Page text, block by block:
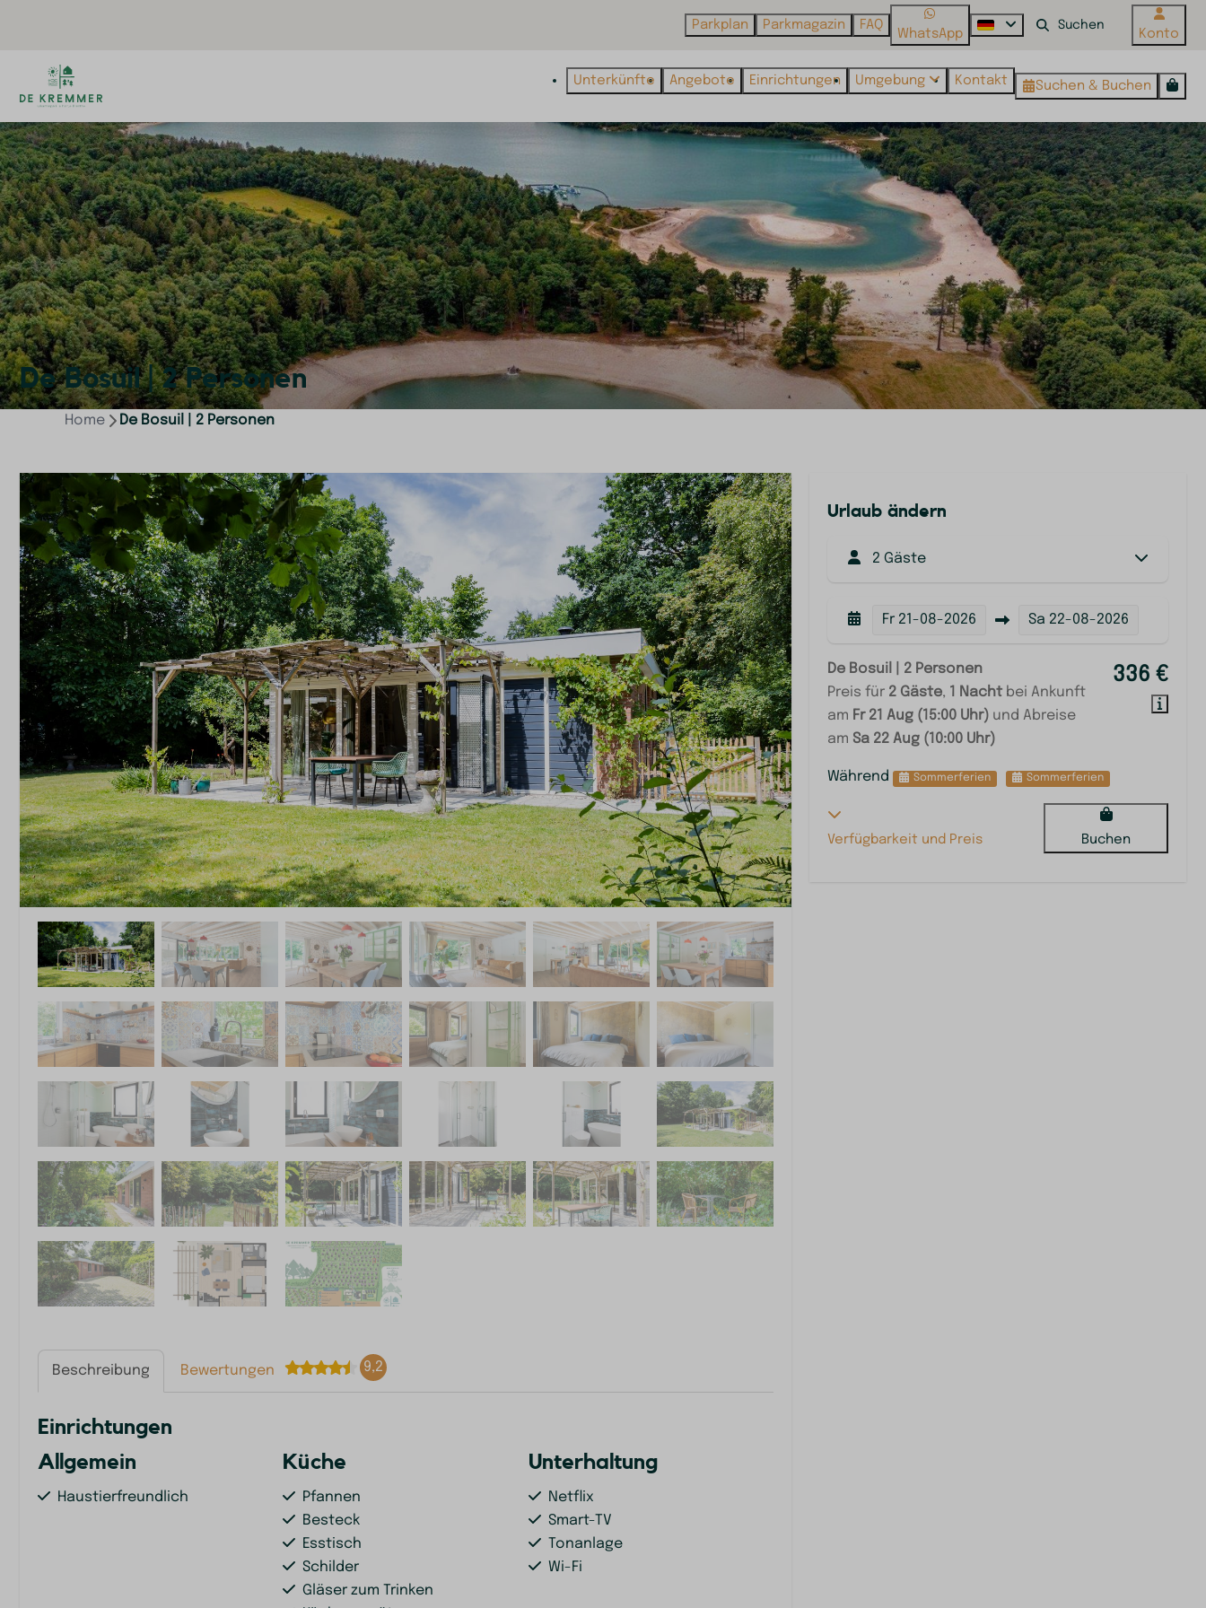
Parkplan Parkmagazin FAQ
WhatsApp Konto
Unterkünfte Angebote Einrichtungen Umgebung Kontakt Suchen & Buchen
De Bosuil | 2 Personen
Home De Bosuil | 2 Personen
Beschreibung Bewertungen 9,2
Einrichtungen
Allgemein
Haustierfreundlich
Küche
Pfannen
Besteck
Esstisch
Schilder
Gläser zum Trinken
Unterhaltung
Netflix
Smart-TV
Tonanlage
Wi-Fi
Urlaub ändern
2 Gäste
Fr 21-08-2026 Sa 22-08-2026
336 €
De Bosuil | 2 Personen
Preis für 2 Gäste, 1 Nacht bei Ankunft
am Fr 21 Aug (15:00 Uhr) und Abreise
am Sa 22 Aug (10:00 Uhr)
Während Sommerferien Sommerferien
Verfügbarkeit und Preis Buchen